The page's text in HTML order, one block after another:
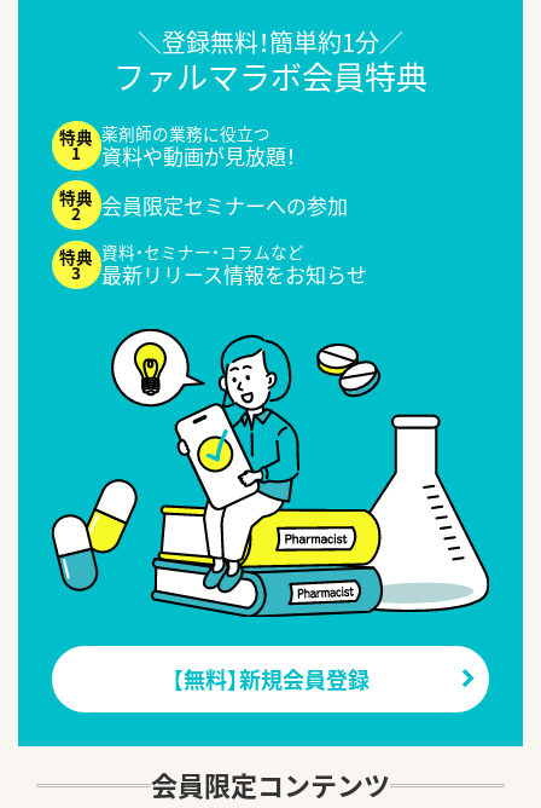
＼登録無料！簡単約1分／
ファルマラボ会員特典
薬剤師の業務に役立つ
資料や動画が見放題！
会員限定セミナーへの参加
資料・セミナー・コラムなど
最新リリース情報をお知らせ
【無料】新規会員登録
会員限定コンテンツ